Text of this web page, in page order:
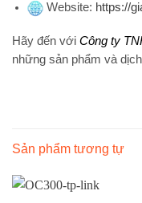
Website: https://
Hãy đến với Công ty
những sản phẩm và
Sản phẩm tương tự